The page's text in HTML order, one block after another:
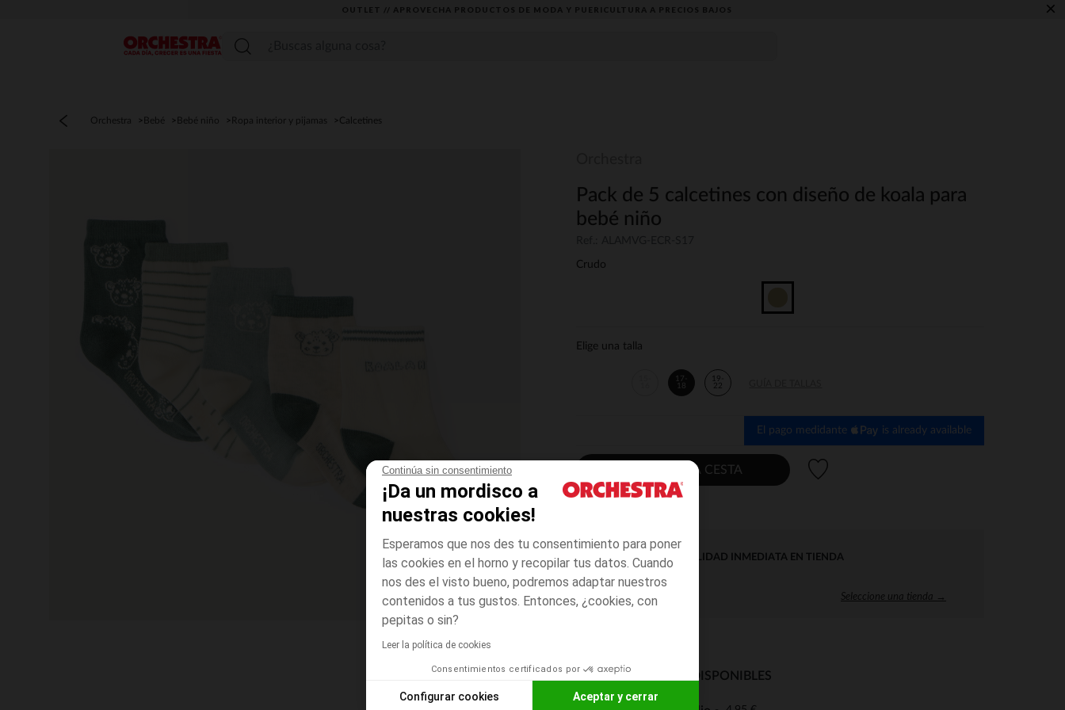
Continúa sin consentimiento
¡Da un mordisco a
nuestras cookies!
Esperamos que nos des tu consentimiento para poner
las cookies en el horno y recopilar tus datos. Cuando
nos des el visto bueno, podremos adaptar nuestros
contenidos a tus gustos. Entonces, ¿cookies, con
pepitas o sin?
Leer la política de cookies
Consentimientos certificados por
Configurar cookies Aceptar y cerrar
OUTLET // APROVECHA PRODUCTOS DE MODA Y PUERICULTURA A PRECIOS BAJOS ×
Menú
Orchestra Bebé Bebé niño Ropa interior y pijamas Calcetines
Pack de 5 calcetines con diseño de koala para
bebé niño
Crudo
Elige una talla
17-
18
19-
22
El pago medidante is already available
AÑADIR A LA CESTA
DISPONIBILIDAD INMEDIATA EN TIENDA
Seleccione una tienda →
MODOS DE ENVÍO DISPONIBLES